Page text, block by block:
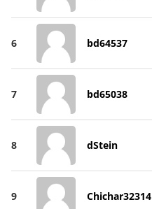
6 bd64537
7 bd65038
8 dStein
9 Chichar32314